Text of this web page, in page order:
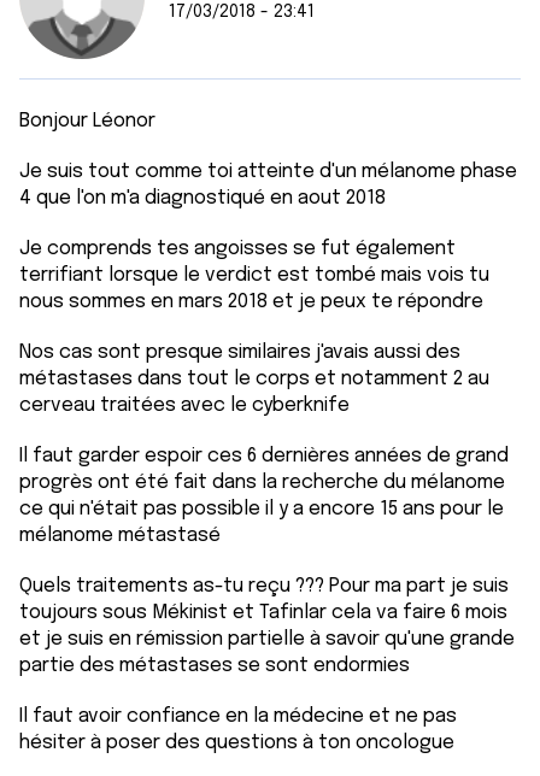
17/03/2018 - 23:41
Bonjour Léonor
Je suis tout comme toi atteinte d'un mélanome phase
4 que l'on m'a diagnostiqué en aout 2018
Je comprends tes angoisses se fut également
terrifiant lorsque le verdict est tombé mais vois tu
nous sommes en mars 2018 et je peux te répondre
Nos cas sont presque similaires j'avais aussi des
métastases dans tout le corps et notamment 2 au
cerveau traitées avec le cyberknife
Il faut garder espoir ces 6 dernières années de grand
progrès ont été fait dans la recherche du mélanome
ce qui n'était pas possible il y a encore 15 ans pour le
mélanome métastasé
Quels traitements as-tu reçu ??? Pour ma part je suis
toujours sous Mékinist et Tafinlar cela va faire 6 mois
et je suis en rémission partielle à savoir qu'une grande
partie des métastases se sont endormies
Il faut avoir confiance en la médecine et ne pas
hésiter à poser des questions à ton oncologue